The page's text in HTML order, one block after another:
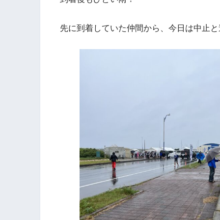
先に到着していた仲間から、今日は中止